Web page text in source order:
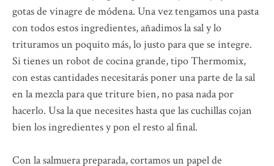
gotas de vinagre de módena. Una vez tengamos una pasta
con todos estos ingredientes, añadimos la sal y lo
trituramos un poquito más, lo justo para que se integre.
Si tienes un robot de cocina grande, tipo Thermomix,
con estas cantidades necesitarás poner una parte de la sal
en la mezcla para que triture bien, no pasa nada por
hacerlo. Usa la que necesites hasta que las cuchillas cojan
bien los ingredientes y pon el resto al final.
Con la salmuera preparada, cortamos un papel de